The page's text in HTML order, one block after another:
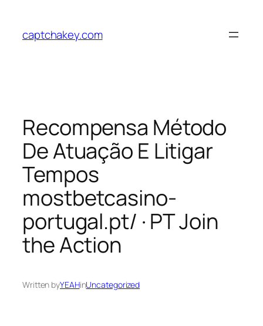
content
captchakey.com
Recompensa Método
De Atuação E Litigar
Tempos
mostbetcasino-
portugal.pt/ · PT Join
the Action
Written byYEAHinUncategorized